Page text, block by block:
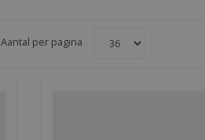
Aantal per pagina